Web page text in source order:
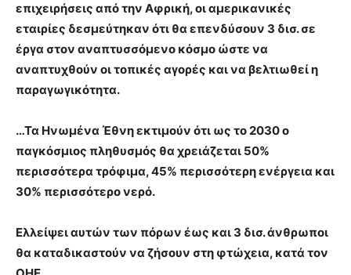
επιχειρήσεις από την Αφρική, οι αμερικανικές
εταιρίες δεσμεύτηκαν ότι θα επενδύσουν 3 δισ. σε
έργα στον αναπτυσσόμενο κόσμο ώστε να
αναπτυχθούν οι τοπικές αγορές και να βελτιωθεί η
παραγωγικότητα.
…Τα Ηνωμένα Έθνη εκτιμούν ότι ως το 2030 ο
παγκόσμιος πληθυσμός θα χρειάζεται 50%
περισσότερα τρόφιμα, 45% περισσότερη ενέργεια και
30% περισσότερο νερό.
Ελλείψει αυτών των πόρων έως και 3 δισ. άνθρωποι
θα καταδικαστούν να ζήσουν στη φτώχεια, κατά τον